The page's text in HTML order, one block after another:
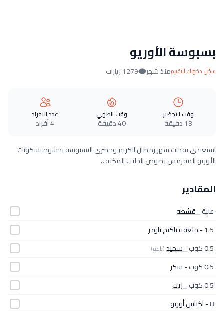
بسبوسة الأوريو
سجّل دخولك للتقييممنذ شهر 1279 زيارات
وقت التحضير
13 دقيقة
وقت الطهي
40 دقيقة
عدد الافراد
4 أفراد
استعيدي نفحات شهر رمضان الكريم وحضري البسبوسة بحشوة بسكويت
الأوريو المقرمش بصوص الحليب المكثف.
المقادير
علبة- قشطه
1.5- ملعقه باكنج باودر
0.5 كوب
- سميد(ناعم)
0.5 كوب
- سكر
0.5 كوب
- زيت
8- اكياس أوريو